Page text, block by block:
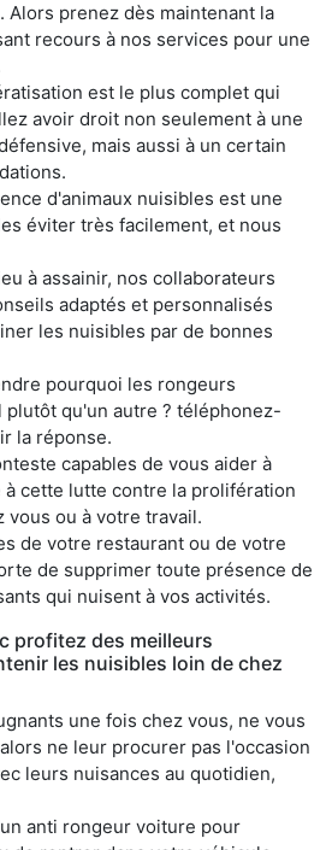
Alors prenez dès maintenant la
recours à nos services pour une
est le plus complet qui
avoir droit non seulement à une
mais aussi à un certain
d'animaux nuisibles est une
éviter très facilement, et nous
à assainir, nos collaborateurs
adaptés et personnalisés
les nuisibles par de bonnes
pourquoi les rongeurs
qu'un autre ? téléphonez-
la réponse.
capables de vous aider à
cette lutte contre la prolifération
ou à votre travail.
de votre restaurant ou de votre
de supprimer toute présence de
qui nuisent à vos activités.
profitez des meilleurs
les nuisibles loin de chez
une fois chez vous, ne vous
ne leur procurer pas l'occasion
leurs nuisances au quotidien,
anti rongeur voiture pour